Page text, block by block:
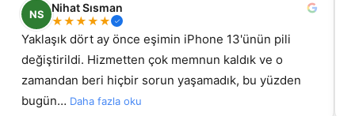
NS
Nihat Sısman
★★★★★
Yaklaşık dört ay önce eşimin iPhone 13'ünün pili
değiştirildi. Hizmetten çok memnun kaldık ve o
zamandan beri hiçbir sorun yaşamadık, bu yüzden
bugün… Daha fazla oku